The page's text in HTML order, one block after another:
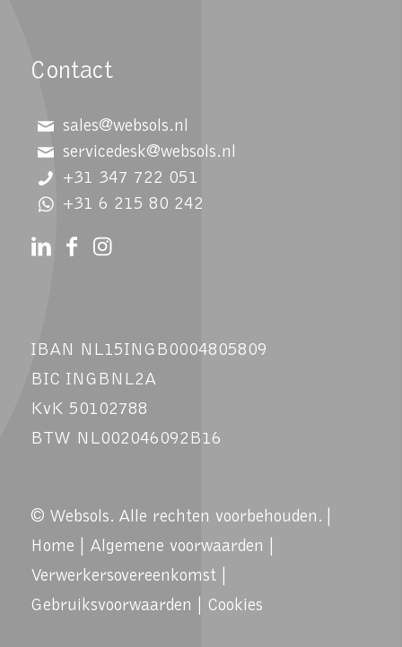
Contact
sales@websols.nl
servicedesk@websols.nl
+31 347 722 051
+31 6 215 80 242
IBAN NL15INGB0004805809
BIC INGBNL2A
KvK 50102788
BTW NL002046092B16
© Websols. Alle rechten voorbehouden. |
Home
Algemene voorwaarden
Verwerkersovereenkomst|
Gebruiksvoorwaarden
Cookies